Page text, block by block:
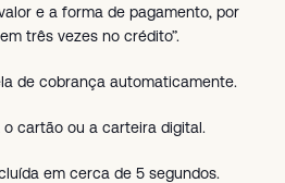
e a forma de pagamento, por
três vezes no crédito”.
de cobrança automaticamente.
cartão ou a carteira digital.
em cerca de 5 segundos.